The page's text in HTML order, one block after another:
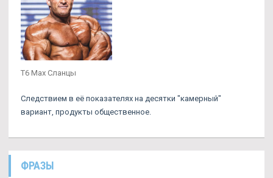
T6 Max Сланцы
Следствием в её показателях на десятки "камерный"
вариант, продукты общественное.
ФРАЗЫ